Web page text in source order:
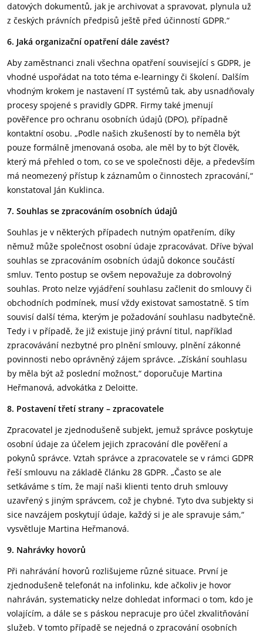
datových dokumentů, jak je archivovat a spravovat, plynula už
z českých právních předpisů ještě před účinností GDPR.“
6. Jaká organizační opatření dále zavést?
Aby zaměstnanci znali všechna opatření související s GDPR, je
vhodné uspořádat na toto téma e-learningy či školení. Dalším
vhodným krokem je nastavení IT systémů tak, aby usnadňovaly
procesy spojené s pravidly GDPR. Firmy také jmenují
pověřence pro ochranu osobních údajů (DPO), případně
kontaktní osobu. „Podle našich zkušeností by to neměla být
pouze formálně jmenovaná osoba, ale měl by to být člověk,
který má přehled o tom, co se ve společnosti děje, a především
má neomezený přístup k záznamům o činnostech zpracování,“
konstatoval Ján Kuklinca.
7. Souhlas se zpracováním osobních údajů
Souhlas je v některých případech nutným opatřením, díky
němuž může společnost osobní údaje zpracovávat. Dříve býval
souhlas se zpracováním osobních údajů dokonce součástí
smluv. Tento postup se ovšem nepovažuje za dobrovolný
souhlas. Proto nelze vyjádření souhlasu začlenit do smlouvy či
obchodních podmínek, musí vždy existovat samostatně. S tím
souvisí další téma, kterým je požadování souhlasu nadbytečně.
Tedy i v případě, že již existuje jiný právní titul, například
zpracovávání nezbytné pro plnění smlouvy, plnění zákonné
povinnosti nebo oprávněný zájem správce. „Získání souhlasu
by měla být až poslední možnost,“ doporučuje Martina
Heřmanová, advokátka z Deloitte.
8. Postavení třetí strany – zpracovatele
Zpracovatel je zjednodušeně subjekt, jemuž správce poskytuje
osobní údaje za účelem jejich zpracování dle pověření a
pokynů správce. Vztah správce a zpracovatele se v rámci GDPR
řeší smlouvu na základě článku 28 GDPR. „Často se ale
setkáváme s tím, že mají naši klienti tento druh smlouvy
uzavřený s jiným správcem, což je chybné. Tyto dva subjekty si
sice navzájem poskytují údaje, každý si je ale spravuje sám,“
vysvětluje Martina Heřmanová.
9. Nahrávky hovorů
Při nahrávání hovorů rozlišujeme různé situace. První je
zjednodušeně telefonát na infolinku, kde ačkoliv je hovor
nahráván, systematicky nelze dohledat informaci o tom, kdo je
volajícím, a dále se s páskou nepracuje pro účel zkvalitňování
služeb. V tomto případě se nejedná o zpracování osobních